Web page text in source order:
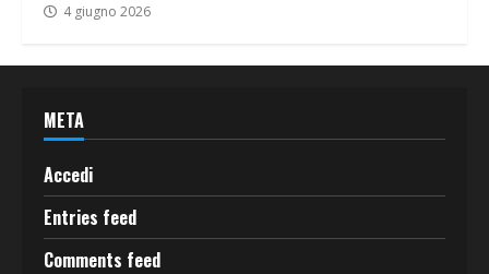
4 giugno 2026
META
Accedi
Entries feed
Comments feed